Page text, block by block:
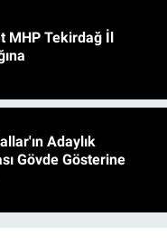
MHP Tekirdağ İl
Adaylık
Gövde Gösterine